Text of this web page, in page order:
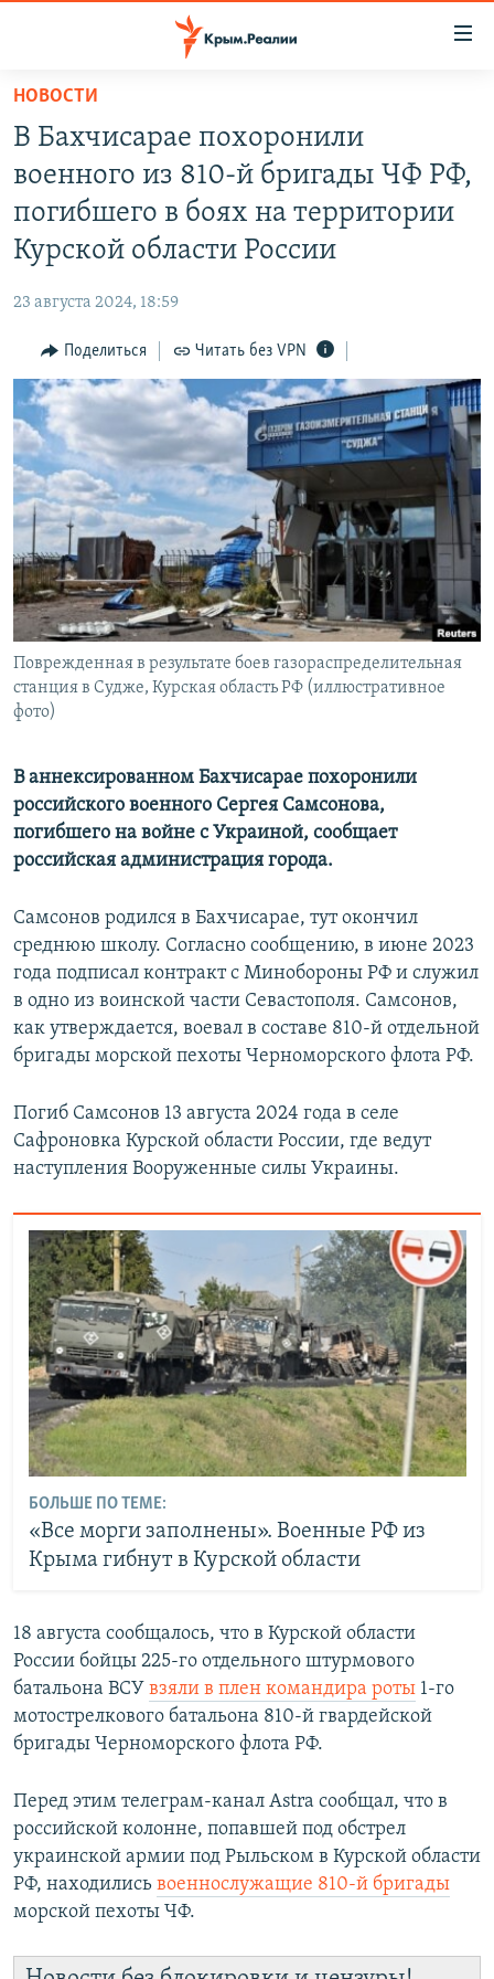
Вернуться
основному
содержанию
Вернутся
главной
Вернутся
поиску
СПЕЦПРОЕКТЫ
ГРУЗ 200
КАРТА ВОЕННЫХ ОБЪЕКТОВ КРЫМА
ИСТОРИЯ
ИНТЕРАКТИВ
ИНФОГРАФИКА
ТЕЛЕПРОЕКТ КРЫМ.РЕАЛИИ
СОВЕТЫ ПРАВОЗАЩИТНИКОВ
ПРОПАВШИЕ БЕЗ ВЕСТИ
ПОБЕДИТЕЛЕЙ НЕ СУДЯТ?
КРЫМ.НЕПОКОРЕННЫЙ
ELIFBE
УКРАИНСКАЯ ПРОБЛЕМА КРЫМА
РАДІО СВОБОДА
КАК ОБОЙТИ БЛОКИРОВКУ
Українською
Qırımtatar
ПРИСОЕДИНЯЙТЕСЬ!
Все сайты RFE/RL
НОВОСТИ
В Бахчисарае похоронили
военного из 810-й бригады ЧФ РФ,
погибшего в боях на территории
Курской области России
23 августа 2024, 18:59
Поделиться Читать без VPN
Поврежденная в результате боев газораспределительная
станция в Судже, Курская область РФ (иллюстративное
фото)
В аннексированном Бахчисарае похоронили
российского военного Сергея Самсонова,
погибшего на войне с Украиной, сообщает
российская администрация города.
Самсонов родился в Бахчисарае, тут окончил
среднюю школу. Согласно сообщению, в июне 2023
года подписал контракт с Минобороны РФ и служил
в одно из воинской части Севастополя. Самсонов,
как утверждается, воевал в составе 810-й отдельной
бригады морской пехоты Черноморского флота РФ.
Погиб Самсонов 13 августа 2024 года в селе
Сафроновка Курской области России, где ведут
наступления Вооруженные силы Украины.
БОЛЬШЕ ПО ТЕМЕ:
«Все морги заполнены». Военные РФ из
Крыма гибнут в Курской области
18 августа сообщалось, что в Курской области
России бойцы 225-го отдельного штурмового
батальона ВСУ взяли в плен командира роты 1-го
мотострелкового батальона 810-й гвардейской
бригады Черноморского флота РФ.
Перед этим телеграм-канал Astra сообщал, что в
российской колонне, попавшей под обстрел
украинской армии под Рыльском в Курской области
РФ, находились военнослужащие 810-й бригады
морской пехоты ЧФ.